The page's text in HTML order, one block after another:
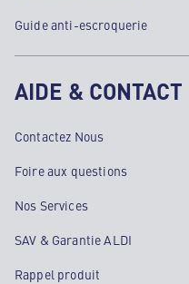
Guide anti-escroquerie
AIDE & CONTACT
Contactez Nous
Foire aux questions
Nos Services
SAV & Garantie ALDI
Rappel produit